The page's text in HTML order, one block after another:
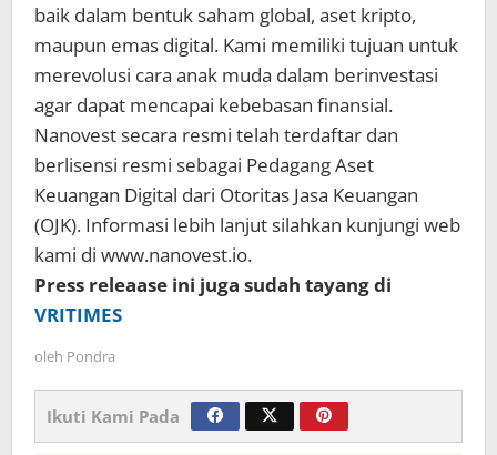
baik dalam bentuk saham global, aset kripto,
maupun emas digital. Kami memiliki tujuan untuk
merevolusi cara anak muda dalam berinvestasi
agar dapat mencapai kebebasan finansial.
Nanovest secara resmi telah terdaftar dan
berlisensi resmi sebagai Pedagang Aset
Keuangan Digital dari Otoritas Jasa Keuangan
(OJK). Informasi lebih lanjut silahkan kunjungi web
kami di www.nanovest.io.
Press releaase ini juga sudah tayang di
VRITIMES
oleh Pondra
Ikuti Kami Pada